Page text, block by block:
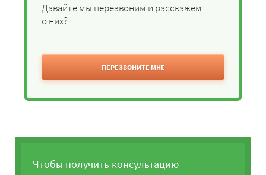
Давайте мы перезвоним и расскажем
о них?
ПЕРЕЗВОНИТЕ МНЕ
Чтобы получить консультацию